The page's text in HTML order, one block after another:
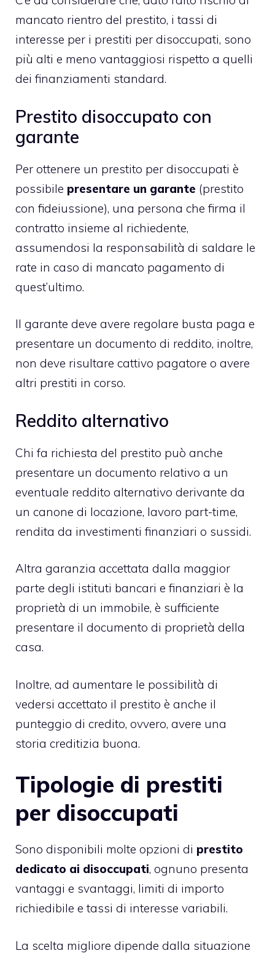
mancato rientro del prestito, i tassi di
interesse per i prestiti per disoccupati, sono
più alti e meno vantaggiosi rispetto a quelli
dei finanziamenti standard.
Prestito disoccupato con
garante
Per ottenere un prestito per disoccupati è
possibile presentare un garante (prestito
con fideiussione), una persona che firma il
contratto insieme al richiedente,
assumendosi la responsabilità di saldare le
rate in caso di mancato pagamento di
quest’ultimo.
Il garante deve avere regolare busta paga e
presentare un documento di reddito, inoltre,
non deve risultare cattivo pagatore o avere
altri prestiti in corso.
Reddito alternativo
Chi fa richiesta del prestito può anche
presentare un documento relativo a un
eventuale reddito alternativo derivante da
un canone di locazione, lavoro part-time,
rendita da investimenti finanziari o sussidi.
Altra garanzia accettata dalla maggior
parte degli istituti bancari e finanziari è la
proprietà di un immobile, è sufficiente
presentare il documento di proprietà della
casa.
Inoltre, ad aumentare le possibilità di
vedersi accettato il prestito è anche il
punteggio di credito, ovvero, avere una
storia creditizia buona.
Tipologie di prestiti
per disoccupati
Sono disponibili molte opzioni di prestito
dedicato ai disoccupati, ognuno presenta
vantaggi e svantaggi, limiti di importo
richiedibile e tassi di interesse variabili.
La scelta migliore dipende dalla situazione